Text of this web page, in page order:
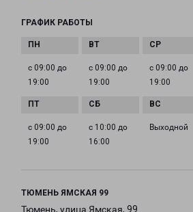
ГРАФИК РАБОТЫ
с 09:00 до
19:00
с 09:00 до
19:00
с 09:00 до
19:00
с 09:00 до
19:00
с 10:00 до
16:00
Выходной
ТЮМЕНЬ ЯМСКАЯ 99
Тюмень, улица Ямская, 99